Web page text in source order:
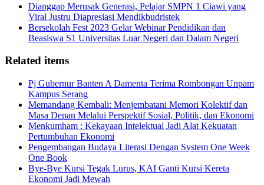
Dianggap Merusak Generasi, Pelajar SMPN 1 Ciawi yang
Viral Justru Diapresiasi Mendikbudristek
Bersekolah Fest 2023 Gelar Webinar Pendidikan dan
Beasiswa S1 Universitas Luar Negeri dan Dalam Negeri
Related items
Pj Gubernur Banten A Damenta Terima Rombongan Unpam
Kampus Serang
Memandang Kembali: Menjembatani Memori Kolektif dan
Masa Depan Melalui Perspektif Sosial, Politik, dan Ekonomi
Menkumham : Kekayaan Intelektual Jadi Alat Kekuatan
Pertumbuhan Ekonomi
Pengembangan Budaya Literasi Dengan System One Week
One Book
Bye-Bye Kursi Tegak Lurus, KAI Ganti Kursi Kereta
Ekonomi Jadi Mewah